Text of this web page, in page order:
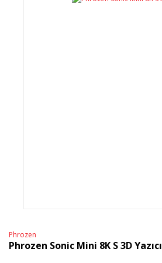
Phrozen
Phrozen Sonic Mini 8K S 3D Yazıcı